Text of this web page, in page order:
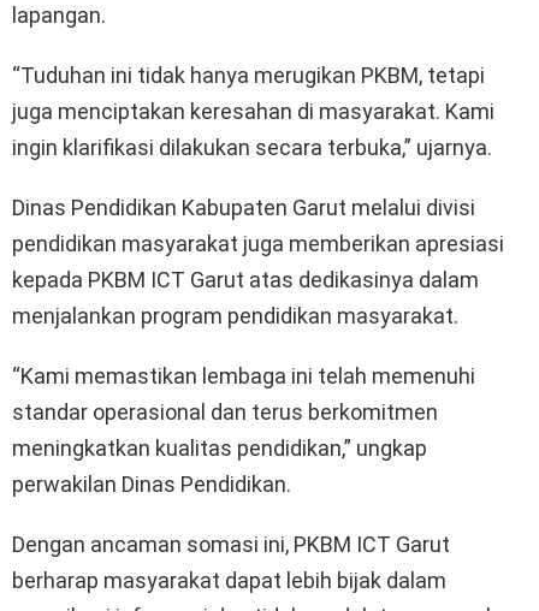
lapangan.
“Tuduhan ini tidak hanya merugikan PKBM, tetapi
juga menciptakan keresahan di masyarakat. Kami
ingin klarifikasi dilakukan secara terbuka,” ujarnya.
Dinas Pendidikan Kabupaten Garut melalui divisi
pendidikan masyarakat juga memberikan apresiasi
kepada PKBM ICT Garut atas dedikasinya dalam
menjalankan program pendidikan masyarakat.
“Kami memastikan lembaga ini telah memenuhi
standar operasional dan terus berkomitmen
meningkatkan kualitas pendidikan,” ungkap
perwakilan Dinas Pendidikan.
Dengan ancaman somasi ini, PKBM ICT Garut
berharap masyarakat dapat lebih bijak dalam